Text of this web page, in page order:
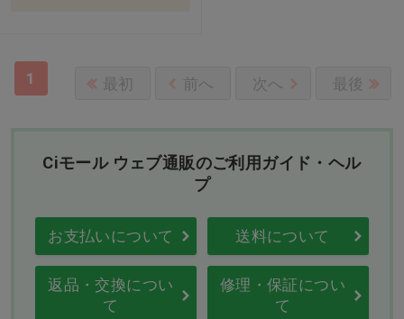
1 最初 前へ 次へ 最後
Ciモール ウェブ通販のご利用ガイド・ヘル
プ
お支払いについて 送料について
返品・交換につい
て
修理・保証につい
て